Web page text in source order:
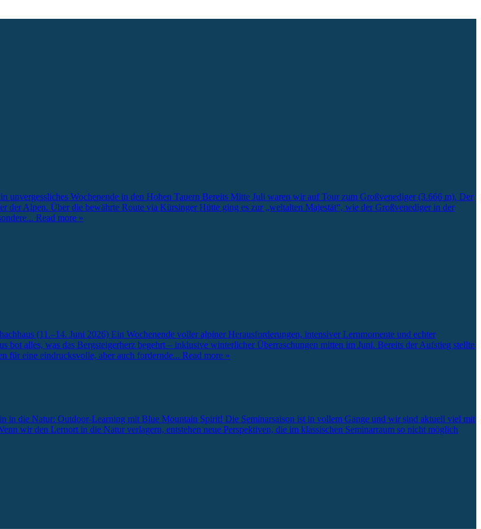
unvergessliches Wochenende in den Hohen Tauern Bereits Mitte Juli waren wir auf Tour zum Großvenediger (3.666 m). Der
der Alpen. Über die bewährte Route via Kürsinger Hütte ging es zur „weltalten Majestät“, wie der Großvenediger in der
... Read more »
(11.–14. Juni 2026) Ein Wochenende voller alpiner Herausforderungen, intensiver Lernmomente und echter
bot alles, was das Bergsteigerherz begehrt – inklusive winterlicher Überraschungen mitten im Juni. Bereits der Aufstieg stellte
für eine eindrucksvolle, aber auch fordernde... Read more »
in die Natur: Outdoor-Learning mit Blue Mountain Spirit! Die Seminarsaison ist in vollem Gange und wir sind aktuell viel mit
wir den Lernort in die Natur verlagern, entstehen neue Perspektiven, die im klassischen Seminarraum so nicht möglich